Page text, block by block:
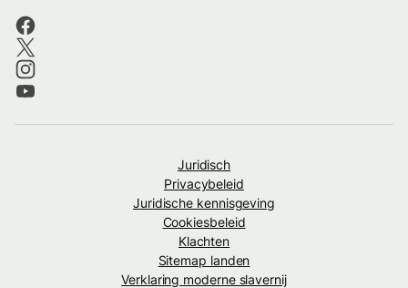
Juridisch
Privacybeleid
Juridische kennisgeving
Cookiesbeleid
Klachten
Sitemap landen
Verklaring moderne slavernij